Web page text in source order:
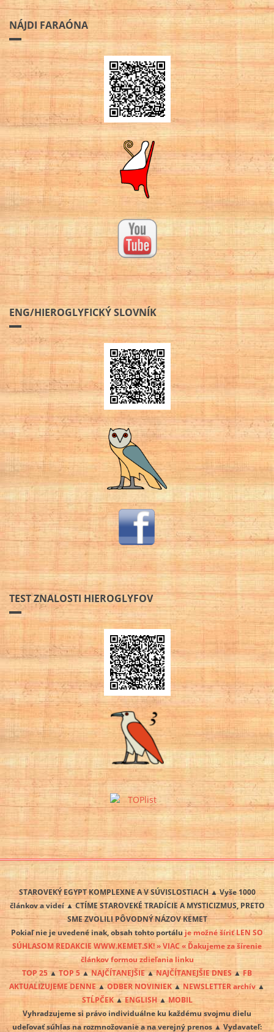
NÁJDI FARAÓNA
ENG/HIEROGLYFICKÝ SLOVNÍK
TEST ZNALOSTI HIEROGLYFOV
STAROVEKÝ EGYPT KOMPLEXNE A V SÚVISLOSTIACH ▲ Vyše 1000
článkov a videí ▲ CTÍME STAROVEKÉ TRADÍCIE A MYSTICIZMUS, PRETO
SME ZVOLILI PÔVODNÝ NÁZOV KEMET
Pokiaľ nie je uvedené inak, obsah tohto portálu je možné šíriť LEN SO
SÚHLASOM REDAKCIE WWW.KEMET.SK! » VIAC « Ďakujeme za šírenie
článkov formou zdieľania linku
TOP 25 ▲ TOP 5▲NAJČÍTANEJŠIE▲NAJČÍTANEJŠIE DNES ▲FB
AKTUALIZUJEME DENNE▲ODBER NOVINIEK▲ NEWSLETTER archív ▲
STĹPČEK▲ENGLISH▲MOBIL
Vyhradzujeme si právo individuálne ku každému svojmu dielu
udeľovať súhlas na rozmnožovanie a na verejný prenos ▲ Vydavateľ: